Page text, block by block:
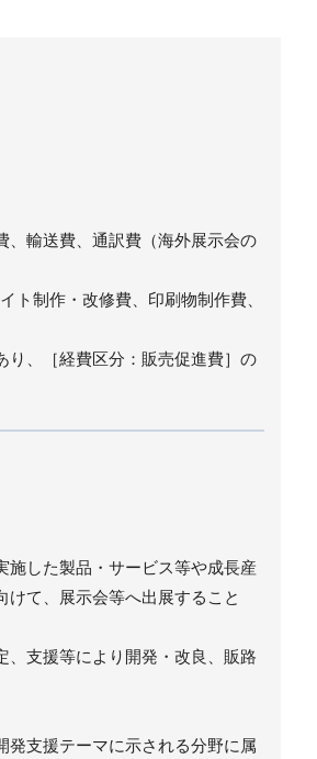
、輸送費、通訳費（海外展示会の
ト制作・改修費、印刷物制作費、
、［経費区分：販売促進費］の
施した製品・サービス等や成長産
て、展示会等へ出展すること
支援等により開発・改良、販路
支援テーマに示される分野に属